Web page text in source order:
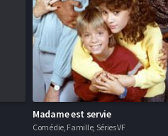
Madame est servie
Comédie, Famille, Séries VF